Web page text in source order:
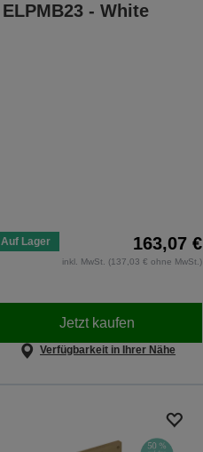
ELPMB23 - White
Auf Lager 163,07 €
inkl. MwSt. (137,03 € ohne MwSt.)
Jetzt kaufen
Verfügbarkeit in Ihrer Nähe